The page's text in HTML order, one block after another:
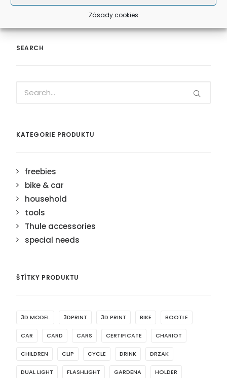
Zásady cookies
SEARCH
KATEGORIE PRODUKTU
freebies
bike & car
household
tools
Thule accessories
special needs
ŠTÍTKY PRODUKTU
3D MODEL 3DPRINT 3D PRINT BIKE BOOTLE
CAR CARD CARS CERTIFICATE CHARIOT
CHILDREN CLIP CYCLE DRINK DRZAK
DUAL LIGHT FLASHLIGHT GARDENA HOLDER